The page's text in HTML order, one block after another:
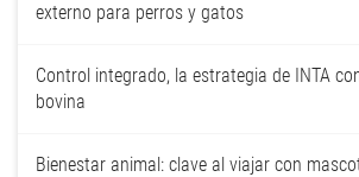
externo para perros y gatos
Control integrado, la estrategia de INTA
bovina
Bienestar animal: clave al viajar con